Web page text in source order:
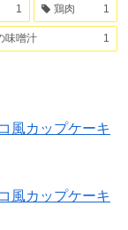
1 鶏肉 1
味噌汁 1
風カップケーキ
風カップケーキ